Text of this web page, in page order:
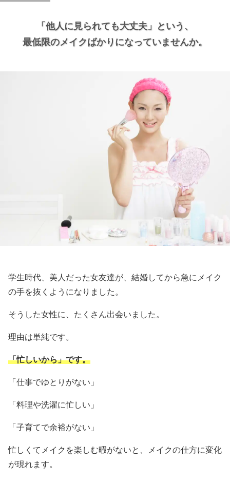
「他人に見られても大丈夫」という、
最低限のメイクばかりになっていませんか。
学生時代、美人だった女友達が、結婚してから急にメイク
の手を抜くようになりました。
そうした女性に、たくさん出会いました。
理由は単純です。
「忙しいから」です。
「仕事でゆとりがない」
「料理や洗濯に忙しい」
「子育てで余裕がない」
忙しくてメイクを楽しむ暇がないと、メイクの仕方に変化
が現れます。